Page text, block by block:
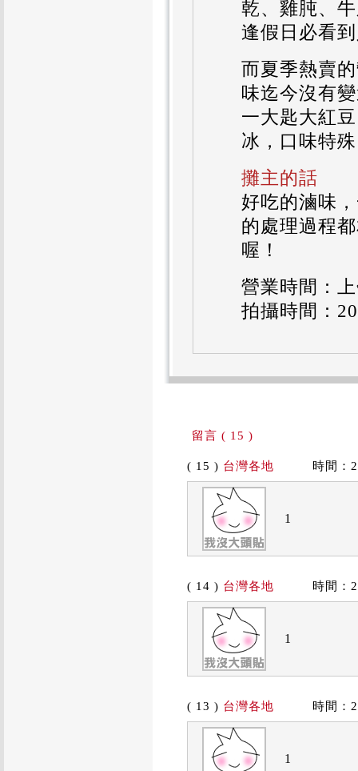
乾、雞肫、
逢假日必看
而夏季熱賣
味迄今沒有
一大匙大紅
冰，口味特
攤主的話
好吃的滷味
的處理過程
喔！
營業時間：
拍攝時間：
留言 ( 15 )
( 15 ) 台灣各地 時間：
1
( 14 ) 台灣各地 時間：
1
( 13 ) 台灣各地 時間：
1